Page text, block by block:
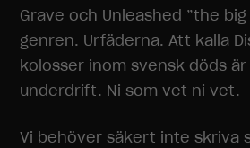
Grave och Unleashed ”the
genren. Urfäderna. Att kalla
kolosser inom svensk döds
underdrift. Ni som vet ni vet.
Vi behöver säkert inte skriva